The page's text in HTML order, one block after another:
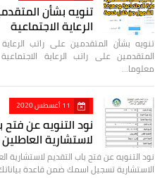
تنويه بشأن
الرعاية الاجتماعية
تنويه بشأن المتقدمين على راتب
معلوما…
11 أغسطس 2020
نود التنويه عن فتح
لاستشارية
نود التنويه عن فتح باب التقديم لاستشارية
الاستشارية تسجيل اسمك ضمن قاعدة